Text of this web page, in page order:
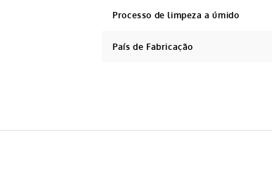
Processo de limpeza a úmido
País de Fabricação